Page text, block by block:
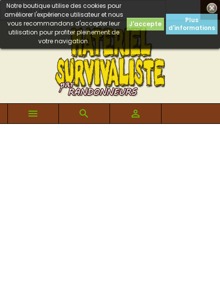

Notre boutique utilise des cookies pour
améliorer l'expérience utilisateur et nous
vous recommandons d'accepter leur
utilisation pour profiter pleinement de
votre navigation.
J'accepte
Plus
d'informations
  